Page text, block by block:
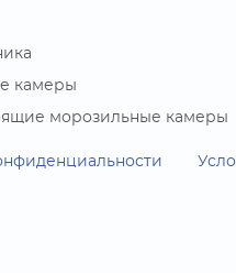
камеры
морозильные камеры